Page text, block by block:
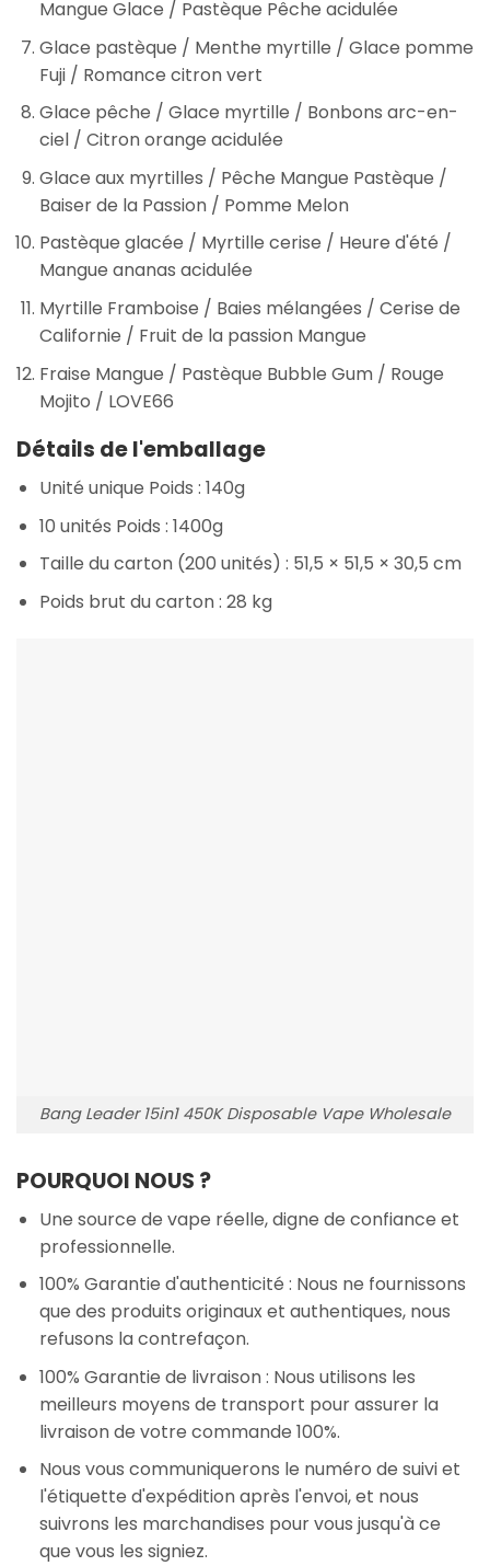
Mangue Glace / Pastèque Pêche acidulée
Glace pastèque / Menthe myrtille / Glace pomme
Fuji / Romance citron vert
Glace pêche / Glace myrtille / Bonbons arc-en-
ciel / Citron orange acidulée
Glace aux myrtilles / Pêche Mangue Pastèque /
Baiser de la Passion / Pomme Melon
Pastèque glacée / Myrtille cerise / Heure d'été /
Mangue ananas acidulée
Myrtille Framboise / Baies mélangées / Cerise de
Californie / Fruit de la passion Mangue
Fraise Mangue / Pastèque Bubble Gum / Rouge
Mojito / LOVE66
Détails de l'emballage
Unité unique Poids : 140g
10 unités Poids : 1400g
Taille du carton (200 unités) : 51,5 × 51,5 × 30,5 cm
Poids brut du carton : 28 kg
Bang Leader 15in1 450K Disposable Vape Wholesale
POURQUOI NOUS ?
Une source de vape réelle, digne de confiance et
professionnelle.
100% Garantie d'authenticité : Nous ne fournissons
que des produits originaux et authentiques, nous
refusons la contrefaçon.
100% Garantie de livraison : Nous utilisons les
meilleurs moyens de transport pour assurer la
livraison de votre commande 100%.
Nous vous communiquerons le numéro de suivi et
l'étiquette d'expédition après l'envoi, et nous
suivrons les marchandises pour vous jusqu'à ce
que vous les signiez.